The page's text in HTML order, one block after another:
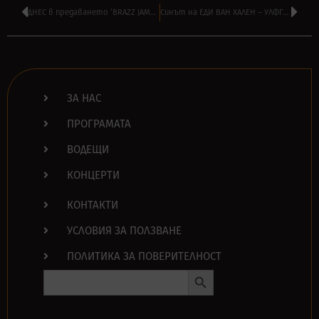
ДНЕС в предаването ‘BRAZZ JAMBOREE’ на ВИЛИ СТОЯНОВ от 14:00 Синът на ЕДИ ВАН ХАЛЕН – УЛФГАНГ пусна второто си парче – ТУК
ЗА НАС
ПРОГРАМАТА
ВОДЕЩИ
КОНЦЕРТИ
КОНТАКТИ
УСЛОВИЯ ЗА ПОЛЗВАНЕ
ПОЛИТИКА ЗА ПОВЕРИТЕЛНОСТ
Search Button